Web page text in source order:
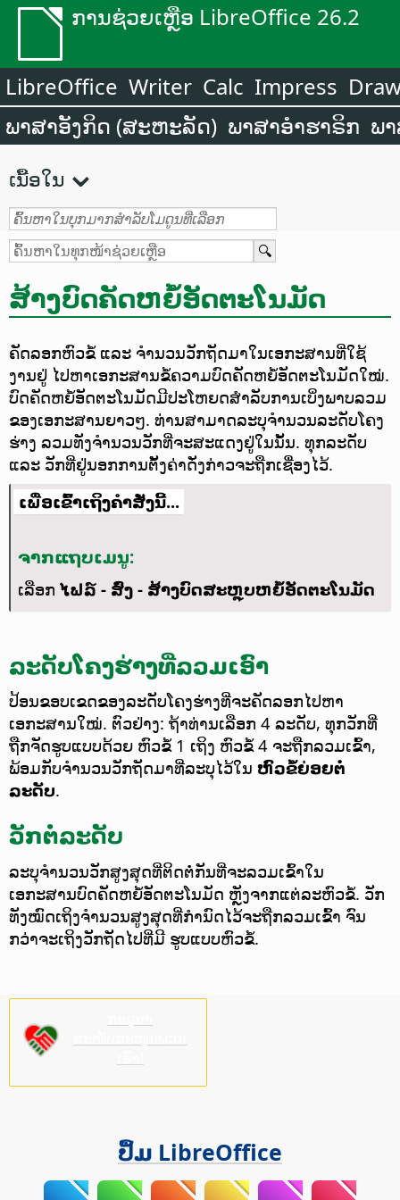
ການຊ່ວຍເຫຼືອ LibreOffice 26.2
LibreOffice Writer Calc Impress
ພາສາອັງກິດ (ສະຫະລັດ) ພາສາອຳຮາຣິກ ພ
ເນື້ອໃນ
ສ້າງບົດຄັດຫຍໍ້ອັດຕະໂນມັດ
ຄັດລອກຫົວຂໍ້ ແລະ ຈຳນວນວັກຖັດມາໃນເອກະສານທີ່ໃຊ້
ງານຢູ່ ໄປຫາເອກະສານຂໍ້ຄວາມບົດຄັດຫຍໍ້ອັດຕະໂນມັດໃໝ່.
ບົດຄັດຫຍໍ້ອັດຕະໂນມັດມີປະໂຫຍດສຳລັບການເບິ່ງພາບລວມ
ຂອງເອກະສານຍາວໆ. ທ່ານສາມາດລະບຸຈຳນວນລະດັບໂຄງ
ຮ່າງ ລວມທັງຈຳນວນວັກທີ່ຈະສະແດງຢູ່ໃນນັ້ນ. ທຸກລະດັບ
ແລະ ວັກທີ່ຢູ່ນອກການຕັ້ງຄ່າດັ່ງກ່າວຈະຖືກເຊື່ອງໄວ້.
ເພື່ອເຂົ້າເຖິງຄຳສັ່ງນີ້...
ຈາກແຖບເມນູ:
ເລືອກ ໄຟລ໌ - ສົ່ງ - ສ້າງບົດສະຫຼຸບຫຍໍ້ອັດຕະໂນມັດ
ລະດັບໂຄງຮ່າງທີ່ລວມເອົາ
ປ້ອນຂອບເຂດຂອງລະດັບໂຄງຮ່າງທີ່ຈະຄັດລອກໄປຫາ
ເອກະສານໃໝ່. ຕົວຢ່າງ: ຖ້າທ່ານເລືອກ 4 ລະດັບ, ທຸກວັກທີ່
ຖືກຈັດຮູບແບບດ້ວຍ ຫົວຂໍ້ 1 ເຖິງ ຫົວຂໍ້ 4 ຈະຖືກລວມເຂົ້າ,
ພ້ອມກັບຈຳນວນວັກຖັດມາທີ່ລະບຸໄວ້ໃນ ຫົວຂໍ້ຍ່ອຍຕໍ່
ລະດັບ.
ວັກຕໍ່ລະດັບ
ລະບຸຈຳນວນວັກສູງສຸດທີ່ຕິດຕໍ່ກັນທີ່ຈະລວມເຂົ້າໃນ
ເອກະສານບົດຄັດຫຍໍ້ອັດຕະໂນມັດ ຫຼັງຈາກແຕ່ລະຫົວຂໍ້. ວັກ
ທັງໝົດເຖິງຈຳນວນສູງສຸດທີ່ກຳນົດໄວ້ຈະຖືກລວມເຂົ້າ ຈົນ
ກວ່າຈະເຖິງວັກຖັດໄປທີ່ມີ ຮູບແບບຫົວຂໍ້.
ປຶ້ມ LibreOffice